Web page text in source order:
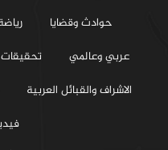
حوادث وقضايا
عربي وعالمي
تحقيقات
الاشراف والقبائل العربية